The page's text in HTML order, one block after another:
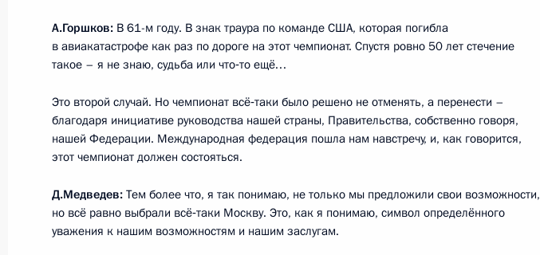
Дмитрий Медведев посетил горнолыжный центр «Роза Хутор»
11 февраля 2012 года, 15:00
Утверждён перечень поручений, направленных на решение
проблем людей с ограниченными возможностями
А.Горшков: В 61-м году. В знак траура по команде США, которая погибла
в авиакатастрофе как раз по дороге на этот чемпионат. Спустя ровно 50 лет стечение
такое – я не знаю, судьба или что‑то ещё…
Это второй случай. Но чемпионат всё‑таки было решено не отменять, а перенести –
благодаря инициативе руководства нашей страны, Правительства, собственно говоря,
нашей Федерации. Международная федерация пошла нам навстречу, и, как говорится,
этот чемпионат должен состояться.
Д.Медведев: Тем более что, я так понимаю, не только мы предложили свои возможности,
но всё равно выбрали всё‑таки Москву. Это, как я понимаю, символ определённого
уважения к нашим возможностям и нашим заслугам.